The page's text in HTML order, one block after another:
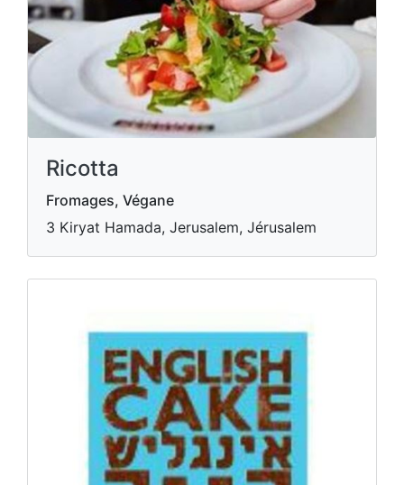
Ricotta
Fromages, Végane
3 Kiryat Hamada, Jerusalem, Jérusalem